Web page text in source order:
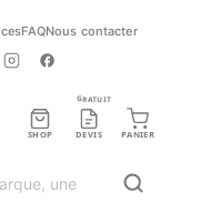
FAQNous contacter
SHOP DEVIS
GRATUIT
PANIER